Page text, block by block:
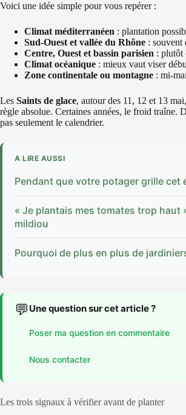
Voici une idée simple pour vous repérer :
Climat méditerranéen : plantation
Sud-Ouest et vallée du Rhône : souvent
Centre, Ouest et bassin parisien : plutôt
Climat océanique : mieux vaut viser
Zone continentale ou montagne : mi-
Les Saints de glace, autour des 11, 12 et 13
règle absolue. Certaines années, le froid traîne.
pas seulement le calendrier.
A LIRE AUSSI
Pendant que votre potager grille cet
« Je plantais mes tomates trop haut
mildiou
Pourquoi de plus en plus de
💬 Une question sur cet article ?
Poser ma question en commentaire
Nous contacter
Les trois signaux à vérifier avant de planter